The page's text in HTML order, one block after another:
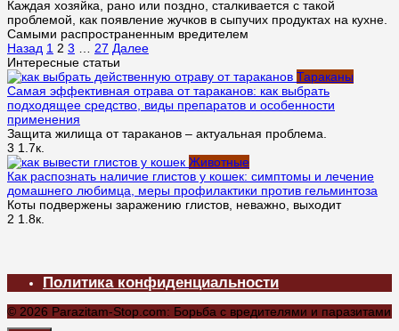
Каждая хозяйка, рано или поздно, сталкивается с такой
проблемой, как появление жучков в сыпучих продуктах на кухне.
Самыми распространенным вредителем
Навигация
по
записям
Назад 1 2 3 27 Далее
Интересные статьи
Тараканы
Самая эффективная отрава от тараканов: как выбрать
подходящее средство, виды препаратов и особенности
применения
Защита жилища от тараканов – актуальная проблема.
3 1.7к.
Животные
Как распознать наличие глистов у кошек: симптомы и лечение
домашнего любимца, меры профилактики против гельминтоза
Коты подвержены заражению глистов, неважно, выходит
2 1.8к.
Политика конфиденциальности
© 2026 Parazitam-Stop.com: Борьба с вредителями и паразитами